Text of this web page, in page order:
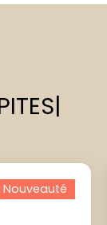
|
Nouveauté